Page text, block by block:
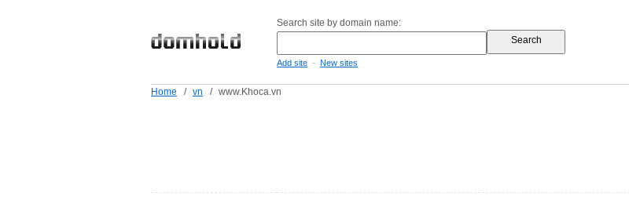
Search site by domain name:
Add site - New sites
Home / vn / www.Khoca.vn